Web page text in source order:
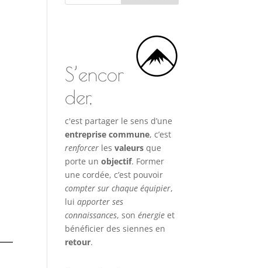
S’encor
der,
c'est partager le sens d’une
entreprise commune, c’est
renforcer lesvaleurs que
porte unobjectif. Former
une cordée, c’est pouvoir
compter sur chaque équipier,
luiapporter ses
connaissances, sonénergie et
bénéficier des siennes en
retour.